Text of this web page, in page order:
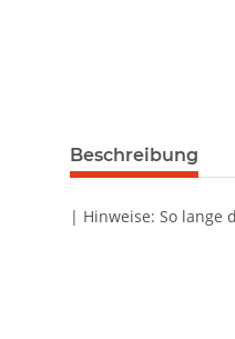
Beschreibung
| Hinweise: So lange